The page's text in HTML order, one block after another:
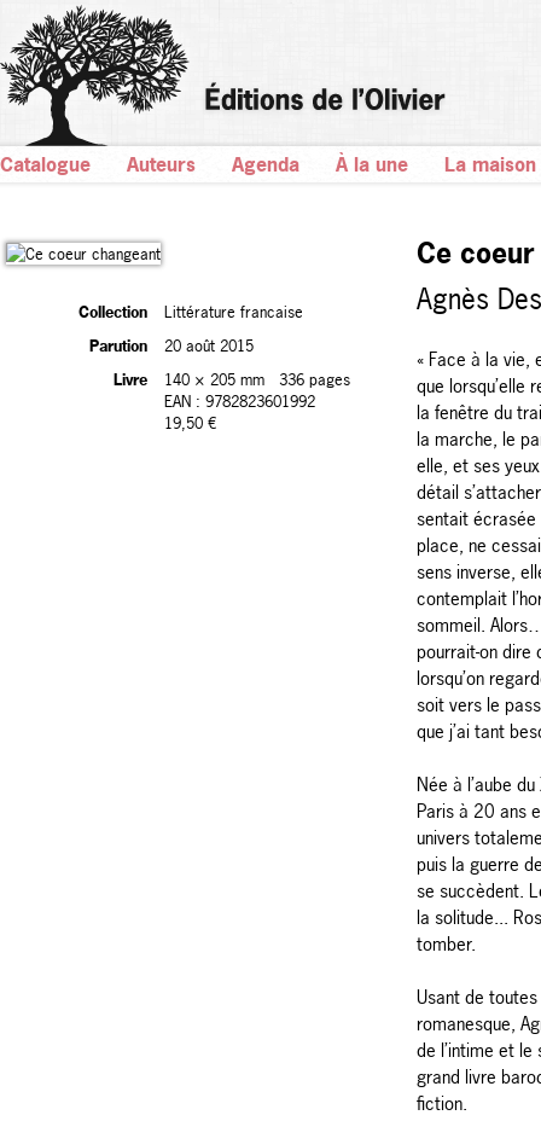
Catalogue Auteurs Agenda À la une La maison
Collection
Littérature francaise
Parution
20 août 2015
Livre
140 × 205 mm
336 pages
EAN : 9782823601992
19,50 €
Ce
Agnès
« Face à la vie,
que lorsqu’elle
la fenêtre du
la marche, le
elle, et ses
détail
sentait écrasée
place, ne
sens inverse,
contemplait
sommeil.
pourrait-on dire
lorsqu’on
soit vers le
que j’ai tant
Née à l’aube
Paris à 20 ans
univers
puis la guerre
se succèdent.
la solitude...
tomber.
Usant de
romanesque,
de l’intime et le
grand livre
fiction.